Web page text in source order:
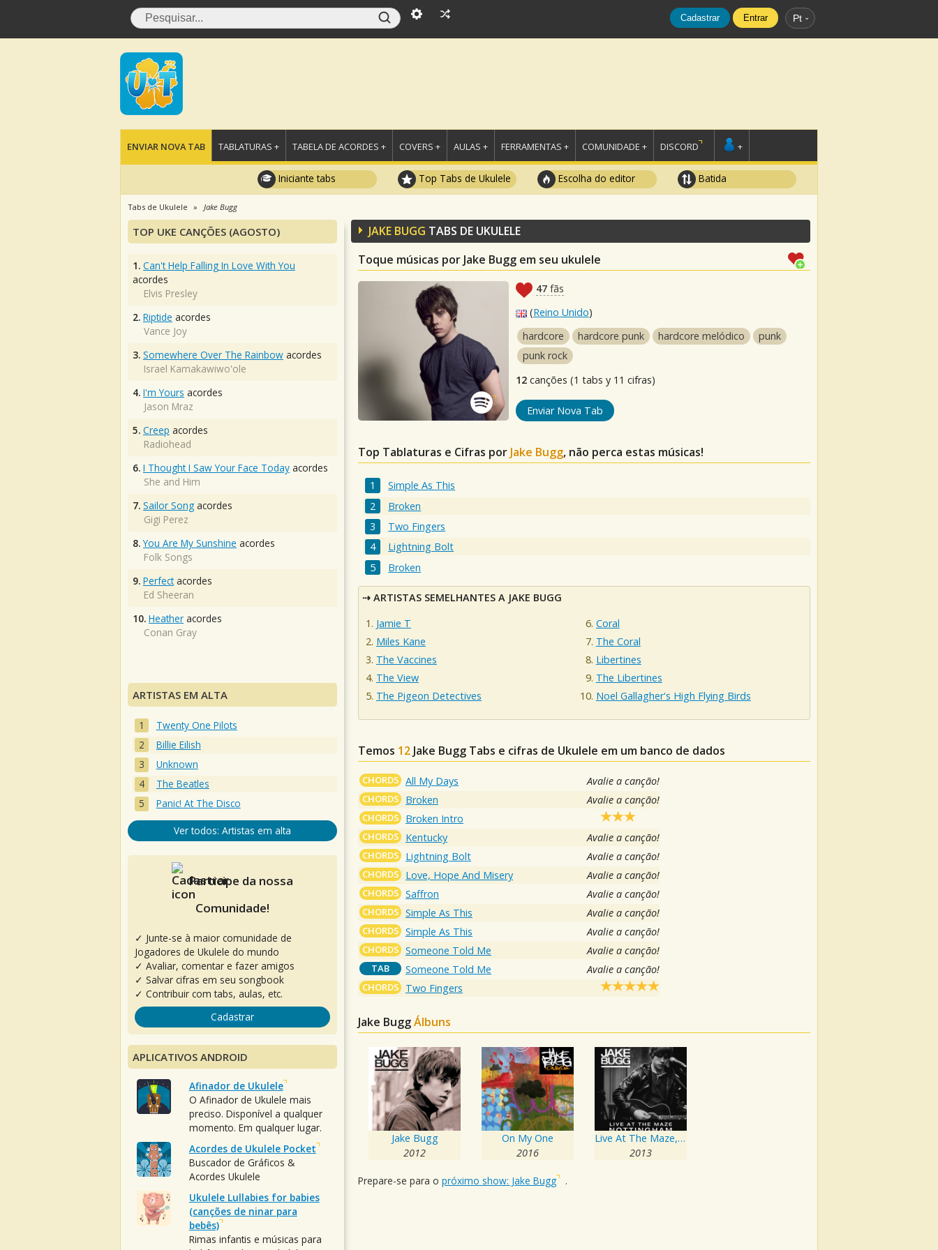
Cadastrar Entrar Pt
ENVIAR NOVA TAB TABLATURAS + TABELA DE ACORDES + COVERS + AULAS + FERRAMENTAS + COMUNIDADE + DISCORD +
Iniciante tabs Top Tabs de Ukulele Escolha do editor Batida
Tabs de Ukulele Jake Bugg
JAKE BUGG TABS DE UKULELE
Toque músicas por Jake Bugg em seu ukulele
47 fãs
(Reino Unido)
hardcore
hardcore punk hardcore melódico
punk
punk rock
12 canções (1 tabs y 11 cifras)
Enviar Nova Tab
Top Tablaturas e Cifras por Jake Bugg, não perca estas músicas!
Simple As This
Broken
Two Fingers
Lightning Bolt
Broken
ARTISTAS SEMELHANTES A JAKE BUGG
Jamie T
Miles Kane
The Vaccines
The View
The Pigeon Detectives
Coral
The Coral
Libertines
The Libertines
Noel Gallagher's High Flying Birds
Temos 12 Jake Bugg Tabs e cifras de Ukulele em um banco de dados
CHORDS All My Days Avalie a canção!
CHORDS Broken Avalie a canção!
CHORDS Broken Intro
CHORDS Kentucky Avalie a canção!
CHORDS Lightning Bolt Avalie a canção!
CHORDS Love, Hope And Misery Avalie a canção!
CHORDS Saffron Avalie a canção!
CHORDS Simple As This Avalie a canção!
CHORDS Simple As This Avalie a canção!
CHORDS Someone Told Me Avalie a canção!
TAB Someone Told Me Avalie a canção!
CHORDS Two Fingers
Jake BuggÁlbuns
Jake Bugg
2012
On My One
2016
Live At The Maze, Nottingham
2013
Prepare-se para o próximo show: Jake Bugg .
TOP UKE CANÇÕES (AGOSTO)
1. Can't Help Falling In Love With You
acordes
Elvis Presley
2. Riptide acordes
Vance Joy
3. Somewhere Over The Rainbow acordes
Israel Kamakawiwo'ole
4. I'm Yours acordes
Jason Mraz
5. Creep acordes
Radiohead
6. I Thought I Saw Your Face Today acordes
She and Him
7. Sailor Song acordes
Gigi Perez
8. You Are My Sunshine acordes
Folk Songs
9. Perfectacordes
Ed Sheeran
10. Heather acordes
Conan Gray
ARTISTAS EM ALTA
Twenty One Pilots
Billie Eilish
Unknown
The Beatles
Panic! At The Disco
Ver todos: Artistas em alta
Participe da nossa
Comunidade!
✓ Junte-se à maior comunidade de
Jogadores de Ukulele do mundo
✓ Avaliar, comentar e fazer amigos
✓ Salvar cifras em seu songbook
✓ Contribuir com tabs, aulas, etc.
Cadastrar
APLICATIVOS ANDROID
Afinador de Ukulele
O Afinador de Ukulele mais
preciso. Disponível a qualquer
momento. Em qualquer lugar.
Acordes de Ukulele Pocket
Buscador de Gráficos &
Acordes Ukulele
Ukulele Lullabies for babies
(canções de ninar para
bebês)
Rimas infantis e músicas para